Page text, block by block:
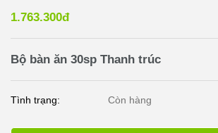
1.763.300đ
Bộ bàn ăn 30sp Thanh trúc
Tình trạng: Còn hàng